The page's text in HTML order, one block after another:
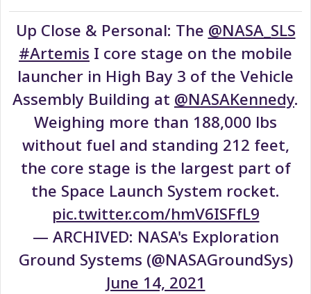
Up Close & Personal: The @NASA_SLS
#Artemis I core stage on the mobile
launcher in High Bay 3 of the Vehicle
Assembly Building at @NASAKennedy.
Weighing more than 188,000 lbs
without fuel and standing 212 feet,
the core stage is the largest part of
the Space Launch System rocket.
pic.twitter.com/hmV6ISFfL9
— ARCHIVED: NASA's Exploration
Ground Systems (@NASAGroundSys)
June 14, 2021